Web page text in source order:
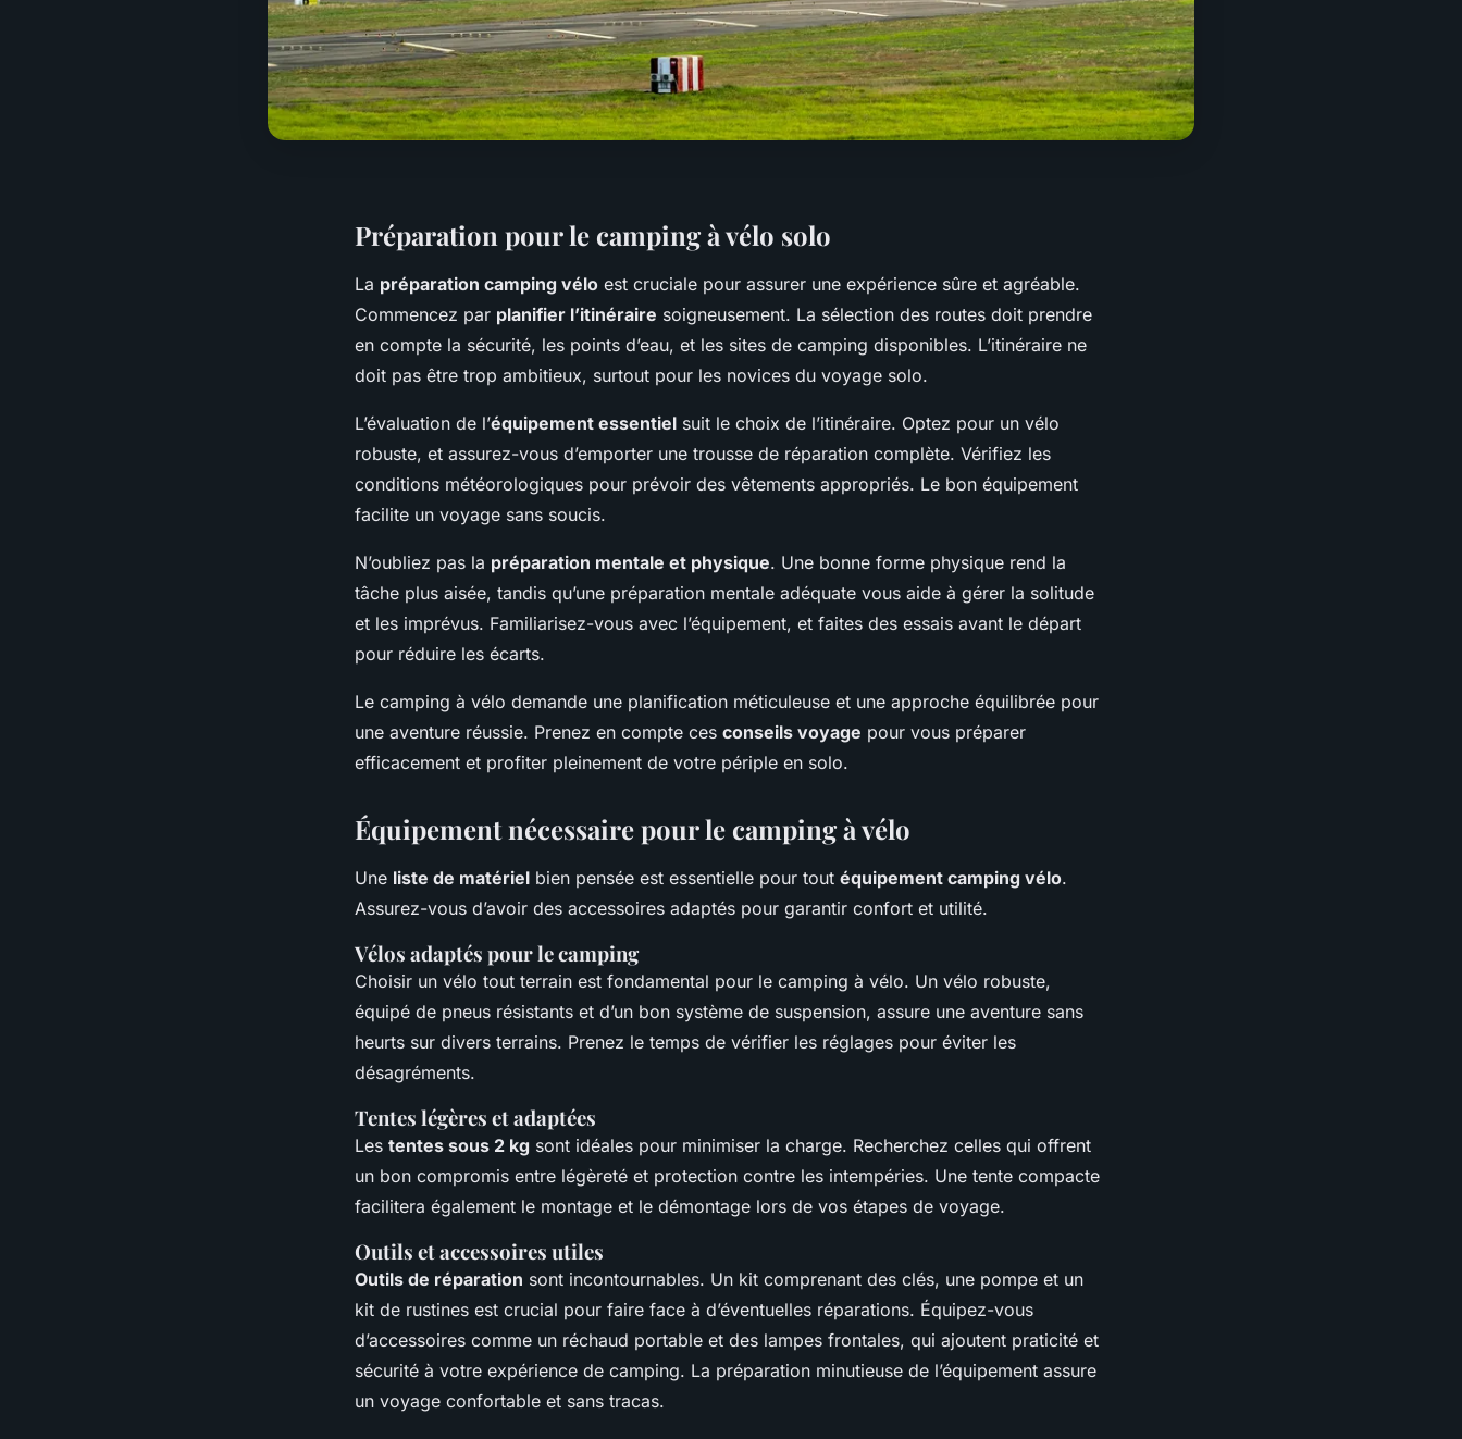
Préparation pour le camping à vélo solo
La préparation camping vélo est cruciale pour assurer une expérience sûre et agréable.
Commencez par planifier l’itinéraire soigneusement. La sélection des routes doit prendre
en compte la sécurité, les points d’eau, et les sites de camping disponibles. L’itinéraire ne
doit pas être trop ambitieux, surtout pour les novices du voyage solo.
L’évaluation de l’équipement essentiel suit le choix de l’itinéraire. Optez pour un vélo
robuste, et assurez-vous d’emporter une trousse de réparation complète. Vérifiez les
conditions météorologiques pour prévoir des vêtements appropriés. Le bon équipement
facilite un voyage sans soucis.
N’oubliez pas la préparation mentale et physique. Une bonne forme physique rend la
tâche plus aisée, tandis qu’une préparation mentale adéquate vous aide à gérer la solitude
et les imprévus. Familiarisez-vous avec l’équipement, et faites des essais avant le départ
pour réduire les écarts.
Le camping à vélo demande une planification méticuleuse et une approche équilibrée pour
une aventure réussie. Prenez en compte ces conseils voyage pour vous préparer
efficacement et profiter pleinement de votre périple en solo.
Équipement nécessaire pour le camping à vélo
Une liste de matériel bien pensée est essentielle pour tout équipement camping vélo.
Assurez-vous d’avoir des accessoires adaptés pour garantir confort et utilité.
Vélos adaptés pour le camping
Choisir un vélo tout terrain est fondamental pour le camping à vélo. Un vélo robuste,
équipé de pneus résistants et d’un bon système de suspension, assure une aventure sans
heurts sur divers terrains. Prenez le temps de vérifier les réglages pour éviter les
désagréments.
Tentes légères et adaptées
Les tentes sous 2 kg sont idéales pour minimiser la charge. Recherchez celles qui offrent
un bon compromis entre légèreté et protection contre les intempéries. Une tente compacte
facilitera également le montage et le démontage lors de vos étapes de voyage.
Outils et accessoires utiles
Outils de réparation sont incontournables. Un kit comprenant des clés, une pompe et un
kit de rustines est crucial pour faire face à d’éventuelles réparations. Équipez-vous
d’accessoires comme un réchaud portable et des lampes frontales, qui ajoutent praticité et
sécurité à votre expérience de camping. La préparation minutieuse de l’équipement assure
un voyage confortable et sans tracas.